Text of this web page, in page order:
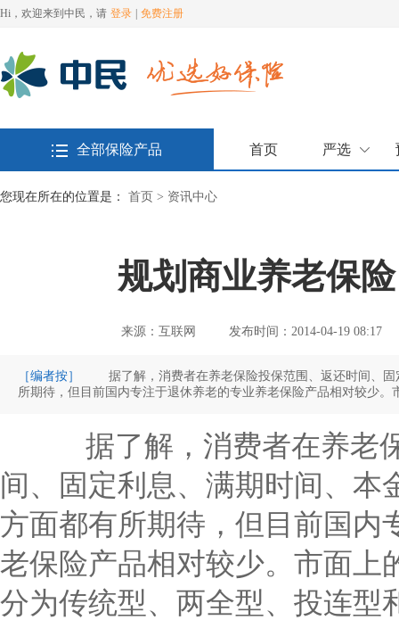
Hi，欢迎来到中民，请 登录 免费注册
全部保险产品 首页 严选
您现在所在的位置是： 首页 > 资讯中心
规划商业养老保
来源：互联网 发布时间：2014-04-19 08:17
［编者按］
据了解，消费者在养老保险投保范围、返还时间、固
所期待，但目前国内专注于退休养老的专业养老保险产品相对较少
据了解，消费者在养老
间、固定利息、满期时间、本
方面都有所期待，但目前国内
老保险产品相对较少。市面上
分为传统型、两全型、投连型